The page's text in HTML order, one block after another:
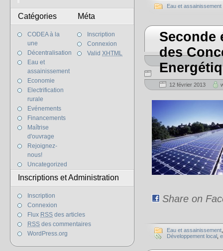
Eau et assainissement
Seconde
des
12 février 2013
Share on
Eau et assainissement
Développement local
Catégories
CODEA à la
une
Décentralisation
Eau et
assainissement
Economie
Electrification
rurale
Evénements
Financements
Maîtrise
d'ouvrage
Rejoignez-
nous!
Uncategorized
Méta
Inscription
Connexion
Valid XHTML
Inscriptions et Administration
Inscription
Connexion
Flux RSS des articles
RSS des commentaires
WordPress.org